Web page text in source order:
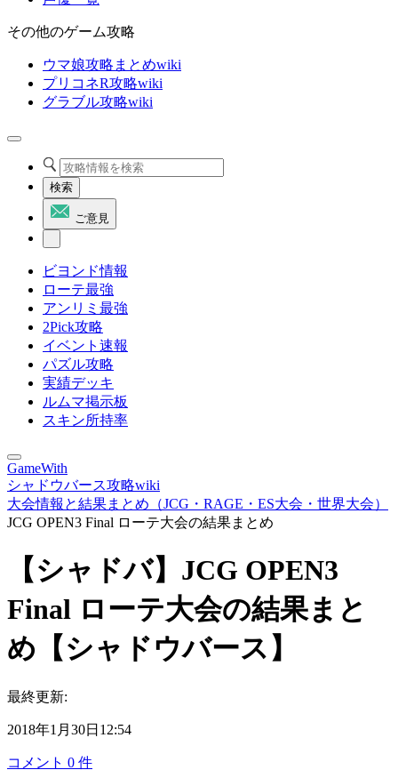
その他のゲーム攻略
ウマ娘攻略まとめwiki
プリコネR攻略wiki
グラブル攻略wiki
検索
ご意見
ビヨンド情報
ローテ最強
アンリミ最強
2Pick攻略
イベント速報
パズル攻略
実績デッキ
ルムマ掲示板
スキン所持率
GameWith
シャドウバース攻略wiki
大会情報と結果まとめ（JCG・RAGE・ES大会・世界大会）
JCG OPEN3 Final ローテ大会の結果まとめ
【シャドバ】JCG OPEN3
Final ローテ大会の結果まと
め【シャドウバース】
最終更新:
2018年1月30日12:54
コメント 0 件